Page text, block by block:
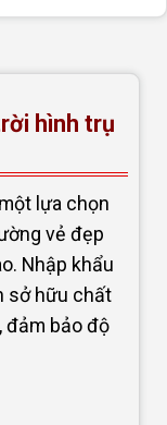
hình trụ
lựa chọn
vẻ đẹp
Nhập khẩu
sở hữu chất
đảm bảo độ